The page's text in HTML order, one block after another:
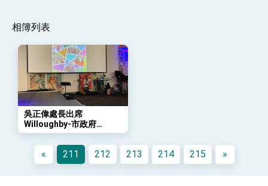
總統發表執政周年談話 盼面對未來挑戰 堅持
團結 迎風轉型 穩健前行
賴總統就職演說影片
總統重要談話
外交部重要言論
我國政府將在美國亞利桑納州設立「駐鳳凰城辦
事處」，進一步深化台美交流合作
相簿列表
吳正偉處長出席
Willoughby-市政府
MOSAIC中心30週年慶
« 211 212 213 214 215 »